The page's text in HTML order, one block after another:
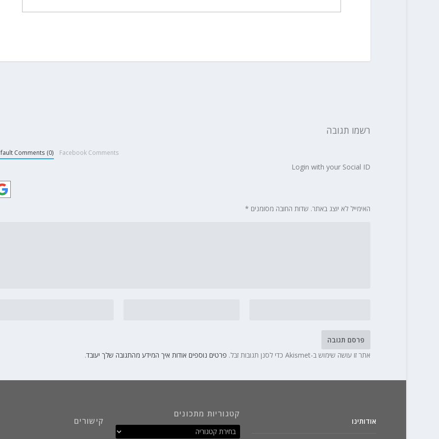
רשמו תגובה
Comments (0) Facebook Comments
Login with your Social ID
האימייל לא יוצג באתר. שדות החובה מסומנים *
אתר זו עושה שימוש ב-Akismet כדי לסנן תגובות זבל. פרטים נוספים אודות איך המידע מהתגובה שלך יעובד.
אודותינו
קטגוריות מתכונים
קישורים